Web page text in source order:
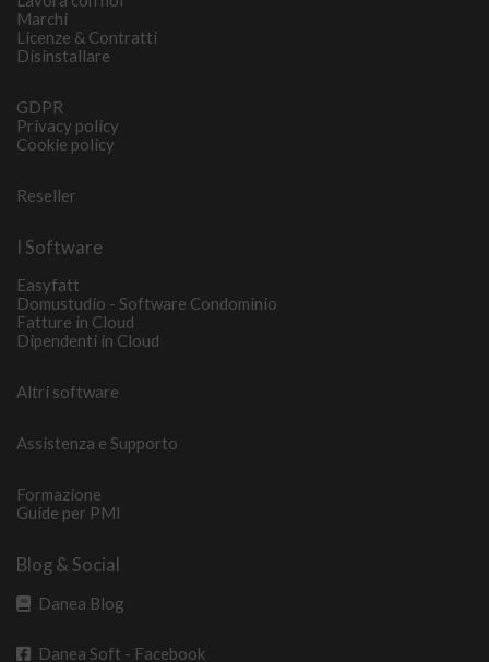
Marchi
Licenze & Contratti
Disinstallare
GDPR
Privacy policy
Cookie policy
Reseller
I Software
Easyfatt
Domustudio - Software Condominio
Fatture in Cloud
Dipendenti in Cloud
Altri software
Assistenza e Supporto
Formazione
Guide per PMI
Blog & Social
Danea Blog
Danea Soft - Facebook